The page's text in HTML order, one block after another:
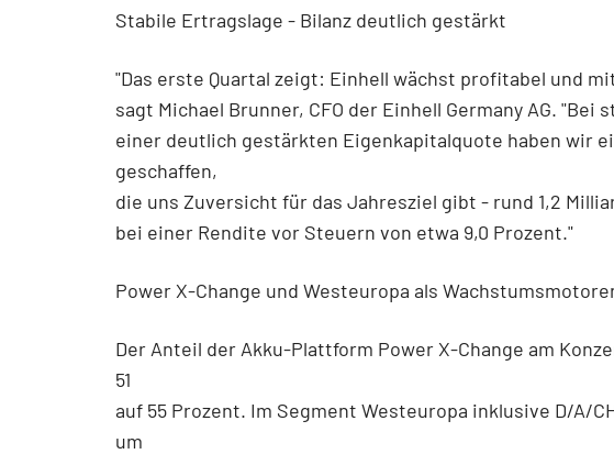
Stabile Ertragslage - Bilanz deutlich gestärkt
"Das erste Quartal zeigt: Einhell wächst profitabel und
sagt Michael Brunner, CFO der Einhell Germany AG. "Bei
einer deutlich gestärkten Eigenkapitalquote haben wir
geschaffen,
die uns Zuversicht für das Jahresziel gibt - rund 1,2
bei einer Rendite vor Steuern von etwa 9,0 Prozent."
Power X-Change und Westeuropa als
Der Anteil der Akku-Plattform Power X-Change am
51
auf 55 Prozent. Im Segment Westeuropa inklusive D/A/
um